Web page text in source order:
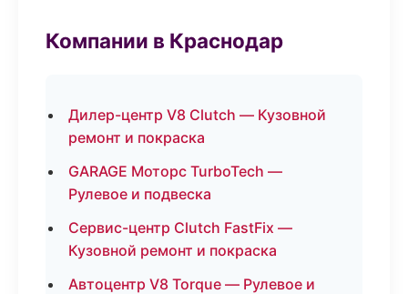
Компании в Краснодар
Дилер-центр V8 Clutch — Кузовной
ремонт и покраска
GARAGE Моторс TurboTech —
Рулевое и подвеска
Сервис-центр Clutch FastFix —
Кузовной ремонт и покраска
Автоцентр V8 Torque — Рулевое и